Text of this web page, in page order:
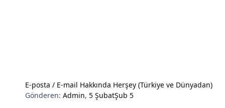
E-posta / E-mail Hakkında Herşey (Türkiye ve Dünyadan)
Gönderen:Admin,5 ŞubatŞub 5